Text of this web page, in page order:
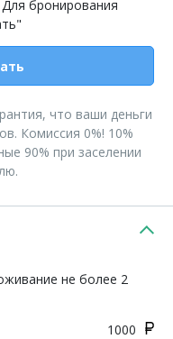
бронирования
что ваши деньги
Комиссия 0%! 10%
90% при заселении
не более 2
1000